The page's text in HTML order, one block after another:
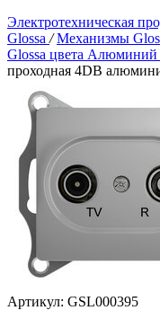
Электротехническая
Glossa / Механизмы
Glossa цвета Алюминий
проходная 4DB
Артикул: GSL000395